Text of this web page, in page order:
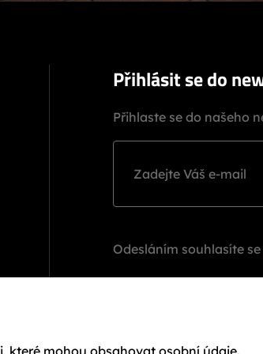
Přihlásit se do
Přihlaste se do našeho
Odesláním souhlasíte se
které mohou obsahovat osobní údaje.